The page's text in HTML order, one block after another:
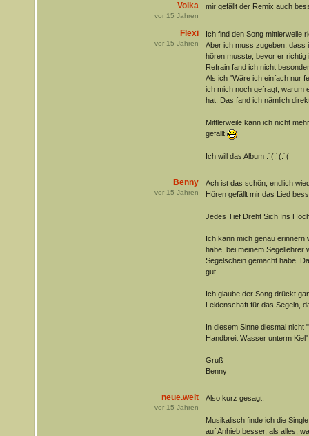
Volka
vor 15 Jahren
mir gefällt der Remix auch
Flexi
vor 15 Jahren
Ich find den Song mittlerweile
Aber ich muss zugeben, dass
hören musste, bevor er
Refrain fand ich nicht
Als ich "Wäre ich einfach nur
ich mich noch gefragt, warum
hat. Das fand ich nämlich
Mittlerweile kann ich nicht
gefällt
Ich will das Album :´(:´(:´(
Benny
vor 15 Jahren
Ach ist das schön, endlich
Hören gefällt mir das Lied
Jedes Tief Dreht Sich Ins
Ich kann mich genau erinnern
habe, bei meinem Segellehrer
Segelschein gemacht habe.
gut.
Ich glaube der Song drückt
Leidenschaft für das Segeln,
In diesem Sinne diesmal nicht
Handbreit Wasser unterm Kiel"
Gruß
Benny
neue.welt
vor 15 Jahren
Also kurz gesagt:
Musikalisch finde ich die
auf Anhieb besser, als alles,